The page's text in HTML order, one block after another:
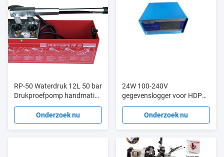
RP-50 Waterdruk 12L 50 bar
Drukproefpomp handmatig
Hydraulisch voor 45 ml
StroomOnderzoek nu
24W 100-240V
gegevenslogger voor HDPE-
pijp-butt-fusie-machine
Onderzoek nu